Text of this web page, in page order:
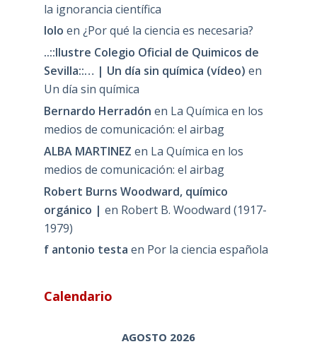
la ignorancia científica
lolo en ¿Por qué la ciencia es necesaria?
..::Ilustre Colegio Oficial de Quimicos de
Sevilla::… | Un día sin química (vídeo) en
Un día sin química
Bernardo Herradón en La Química en los
medios de comunicación: el airbag
ALBA MARTINEZ en La Química en los
medios de comunicación: el airbag
Robert Burns Woodward, químico
orgánico | en Robert B. Woodward (1917-
1979)
f antonio testa en Por la ciencia española
Calendario
AGOSTO 2026